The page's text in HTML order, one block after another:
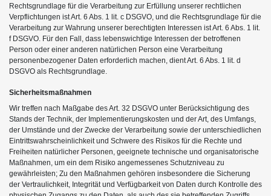
Rechtsgrundlage für die Verarbeitung zur Erfüllung unserer rechtlichen
Verpflichtungen ist Art. 6 Abs. 1 lit. c DSGVO, und die Rechtsgrundlage für die
Verarbeitung zur Wahrung unserer berechtigten Interessen ist Art. 6 Abs. 1 lit.
f DSGVO. Für den Fall, dass lebenswichtige Interessen der betroffenen
Person oder einer anderen natürlichen Person eine Verarbeitung
personenbezogener Daten erforderlich machen, dient Art. 6 Abs. 1 lit. d
DSGVO als Rechtsgrundlage.
Sicherheitsmaßnahmen
Wir treffen nach Maßgabe des Art. 32 DSGVO unter Berücksichtigung des
Stands der Technik, der Implementierungskosten und der Art, des Umfangs,
der Umstände und der Zwecke der Verarbeitung sowie der unterschiedlichen
Eintrittswahrscheinlichkeit und Schwere des Risikos für die Rechte und
Freiheiten natürlicher Personen, geeignete technische und organisatorische
Maßnahmen, um ein dem Risiko angemessenes Schutzniveau zu
gewährleisten; Zu den Maßnahmen gehören insbesondere die Sicherung
der Vertraulichkeit, Integrität und Verfügbarkeit von Daten durch Kontrolle des